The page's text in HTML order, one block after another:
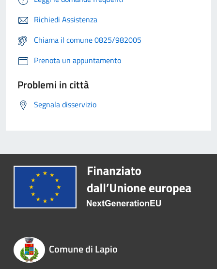
Richiedi Assistenza
Chiama il comune 0825/982005
Prenota un appuntamento
Problemi in città
Segnala disservizio
Comune di Lapio